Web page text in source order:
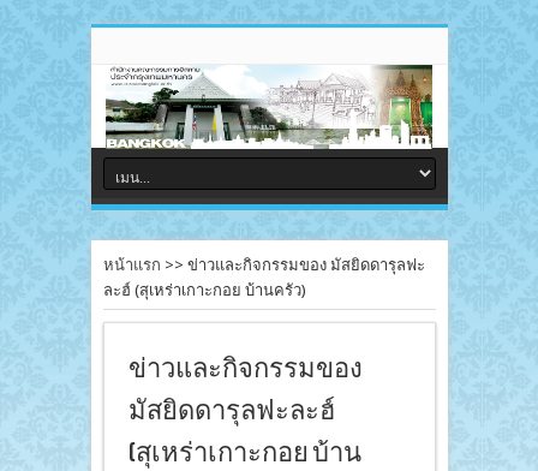
หน้าแรก >> ข่าวและกิจกรรมของ มัสยิดดารุลฟะ
ละฮ์ (สุเหร่าเกาะกอย บ้านครัว)
ข่าวและกิจกรรมของ
มัสยิดดารุลฟะละฮ์
(สุเหร่าเกาะกอย บ้าน